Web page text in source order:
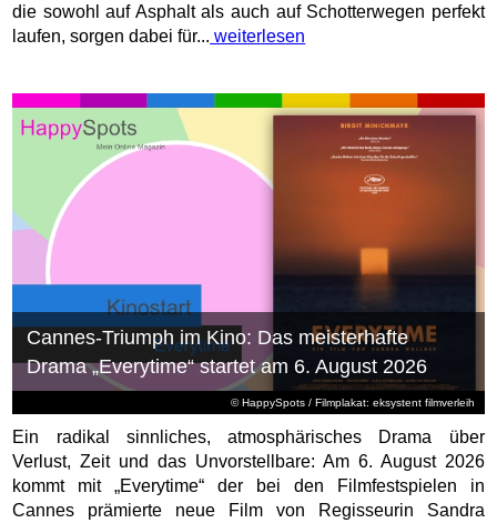
die sowohl auf Asphalt als auch auf Schotterwegen perfekt
laufen, sorgen dabei für... weiterlesen
© HappySpots / Filmplakat: eksystent filmverleih
Cannes-Triumph im Kino: Das meisterhafte
Drama „Everytime“ startet am 6. August 2026
Ein radikal sinnliches, atmosphärisches Drama über
Verlust, Zeit und das Unvorstellbare: Am 6. August 2026
kommt mit „Everytime“ der bei den Filmfestspielen in
Cannes prämierte neue Film von Regisseurin Sandra